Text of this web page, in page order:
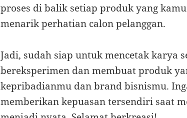
proses di balik setiap produk yang
menarik perhatian calon pelanggan.
Jadi, sudah siap untuk mencetak karya
bereksperimen dan membuat produk
kepribadianmu dan brand bisnismu.
memberikan kepuasan tersendiri saat